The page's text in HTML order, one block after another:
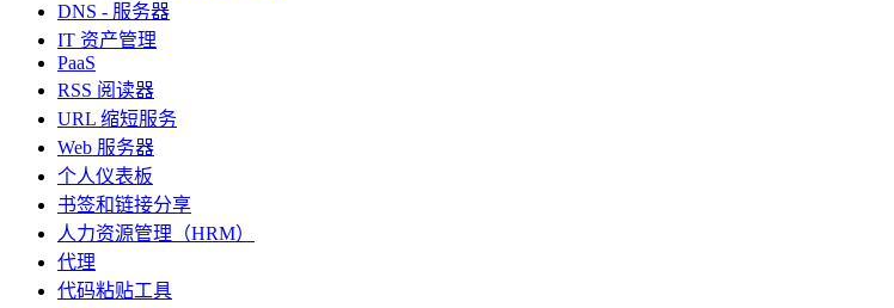
DNS - 服务器
IT 资产管理
PaaS
RSS 阅读器
URL 缩短服务
Web 服务器
个人仪表板
书签和链接分享
人力资源管理（HRM）
代理
代码粘贴工具